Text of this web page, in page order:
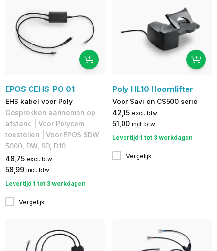
EPOS CEHS-PO 01
EHS kabel voor Poly
Gesprekken aannemen op
afstand | Voor Polycom
toestellen | Voor EPOS SDW
5000, DW, SD, D10
48,75 excl. btw
58,99 incl. btw
Levertijd 1 tot 3 werkdagen
Vergelijk
Poly HL10 Hoornlifter
Voor Savi en CS500 serie
42,15 excl. btw
51,00 incl. btw
Levertijd 1 tot 3 werkdagen
Vergelijk